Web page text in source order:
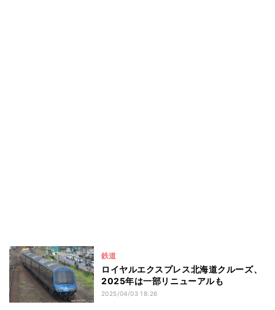
鉄道
ロイヤルエクスプレス北海道クルーズ、
2025年は一部リニューアルも
2025/04/03 18:26